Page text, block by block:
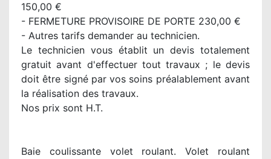
150,00 €
- FERMETURE PROVISOIRE DE PORTE 230,00 €
- Autres tarifs demander au technicien.
Le technicien vous établit un devis totalement
gratuit avant d'effectuer tout travaux ; le devis
doit être signé par vos soins préalablement avant
la réalisation des travaux.
Nos prix sont H.T.
Baie coulissante volet roulant. Volet roulant